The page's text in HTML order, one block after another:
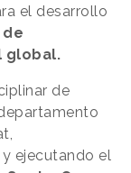
el desarrollo
global.
de
ejecutando el